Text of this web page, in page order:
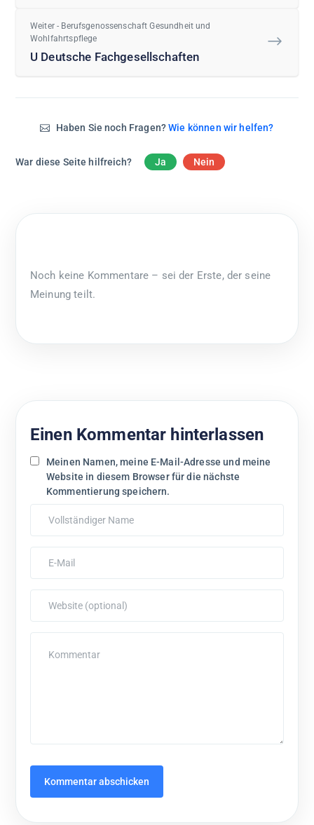
Weiter - Berufsgenossenschaft Gesundheit und
Wohlfahrtspflege
U Deutsche Fachgesellschaften
Haben Sie noch Fragen?Wie können wir helfen?
War diese Seite hilfreich? Ja Nein
Noch keine Kommentare – sei der Erste, der seine
Meinung teilt.
Einen Kommentar hinterlassen
Meinen Namen, meine E-Mail-Adresse und meine
Website in diesem Browser für die nächste
Kommentierung speichern.